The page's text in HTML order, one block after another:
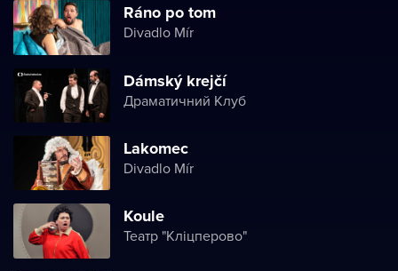
Ráno po tom
Divadlo Mír
Dámský krejčí
Драматичний Клуб
Lakomec
Divadlo Mír
Koule
Театр "Кліцперово"